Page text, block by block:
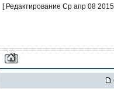
[ Редактирование Ср апр 08